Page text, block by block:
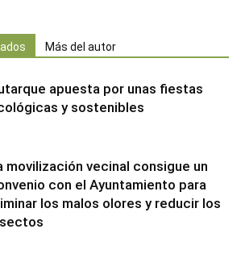
Más del autor
apuesta por unas fiestas
y sostenibles
movilización vecinal consigue un
con el Ayuntamiento para
los malos olores y reducir los